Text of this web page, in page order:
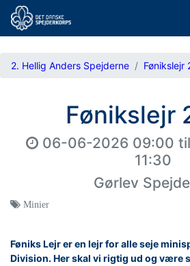
2. Hellig Anders Spejderne Fønikslejr
Fønikslejr
06-06-2026 09:00 til
11:30
Gørlev
Minier
Føniks Lejr er en lejr for alle seje
Division. Her skal vi rigtig ud og være